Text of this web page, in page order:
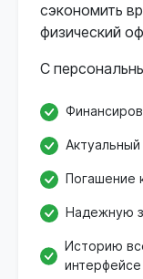
сэкономить
физический
С
Погашение
Надежную
Историю
интерфейсе